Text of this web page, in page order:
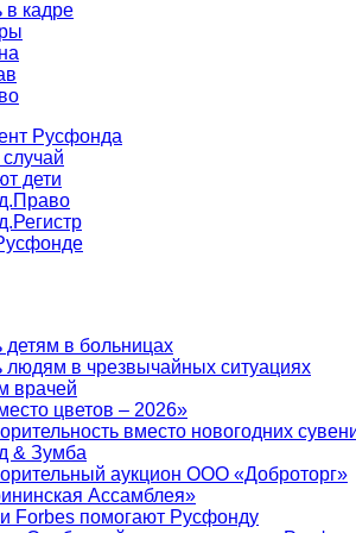
кадре
Русфонда
дети
в больницах
в чрезвычайных ситуациях
врачей
цветов – 2026»
вместо новогодних
& Зумба
аукцион ООО «Доброторг»
Ассамблея»
Forbes помогают Русфонду